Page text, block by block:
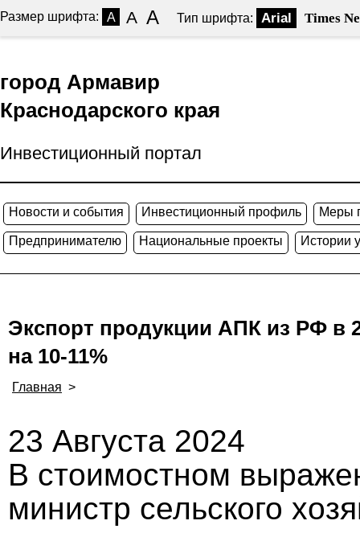
Размер шрифта: A A A Тип шрифта: Arial Times
город Армавир
Краснодарского края
Инвестиционный портал
Новости и события Инвестиционный профиль Меры
Предпринимателю Национальные проекты Истории
Экспорт продукции АПК из РФ в
на 10-11%
Главная >
23 Августа 2024
В стоимостном
министр сельского